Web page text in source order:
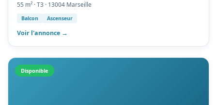
55 m² · T3 · 13004 Marseille
Balcon Ascenseur
Voir l'annonce →
Disponible